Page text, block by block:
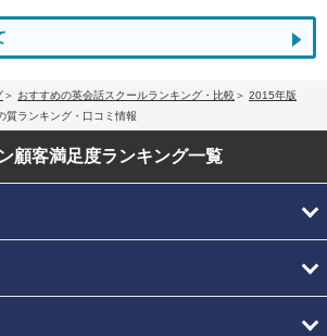
おすすめの英会話スクールランキング・比較
2015年版
質ランキング・口コミ情報
顧客満足度ランキング一覧